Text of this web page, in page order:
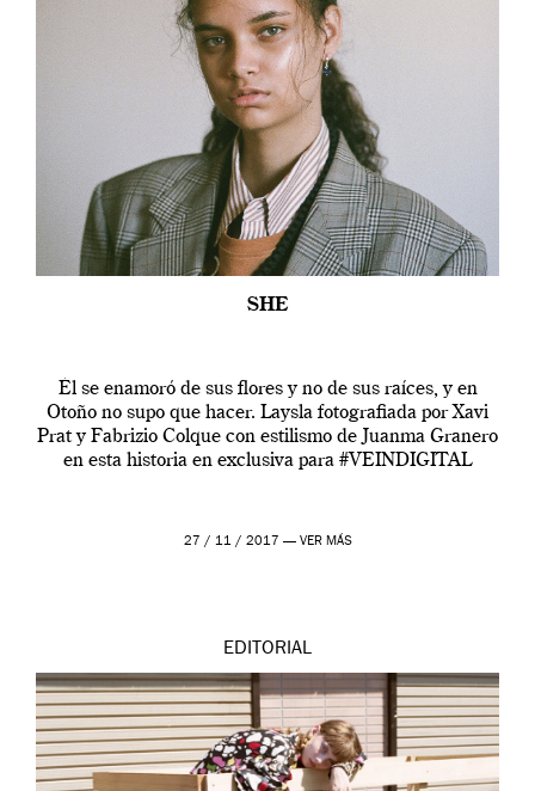
SHE
Él se enamoró de sus flores y no de sus raíces, y en
Otoño no supo que hacer. Laysla fotografiada por Xavi
Prat y Fabrizio Colque con estilismo de Juanma Granero
en esta historia en exclusiva para #VEINDIGITAL
27 / 11 / 2017 — VER MÁS
EDITORIAL